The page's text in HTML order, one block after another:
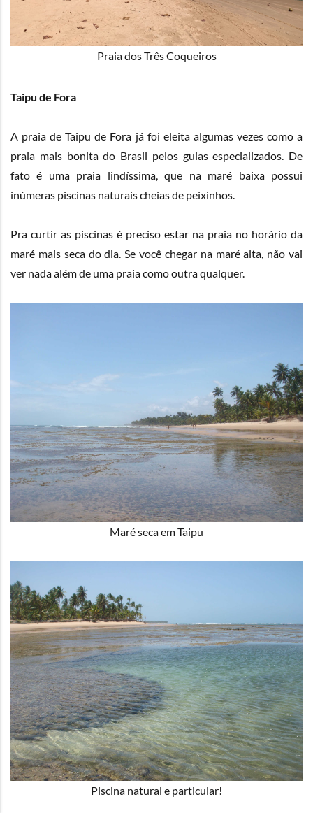
Praia dos Três Coqueiros
Taipu de Fora
A praia de Taipu de Fora já foi eleita algumas vezes como a
praia mais bonita do Brasil pelos guias especializados. De
fato é uma praia lindíssima, que na maré baixa possui
inúmeras piscinas naturais cheias de peixinhos.
Pra curtir as piscinas é preciso estar na praia no horário da
maré mais seca do dia. Se você chegar na maré alta, não vai
ver nada além de uma praia como outra qualquer.
Maré seca em Taipu
Piscina natural e particular!